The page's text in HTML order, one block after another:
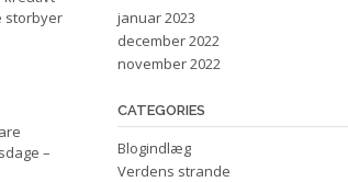
storbyer
–
januar 2023
december 2022
november 2022
CATEGORIES
Blogindlæg
Verdens strande